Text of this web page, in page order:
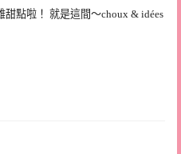
點啦！ 就是這間～choux & idées